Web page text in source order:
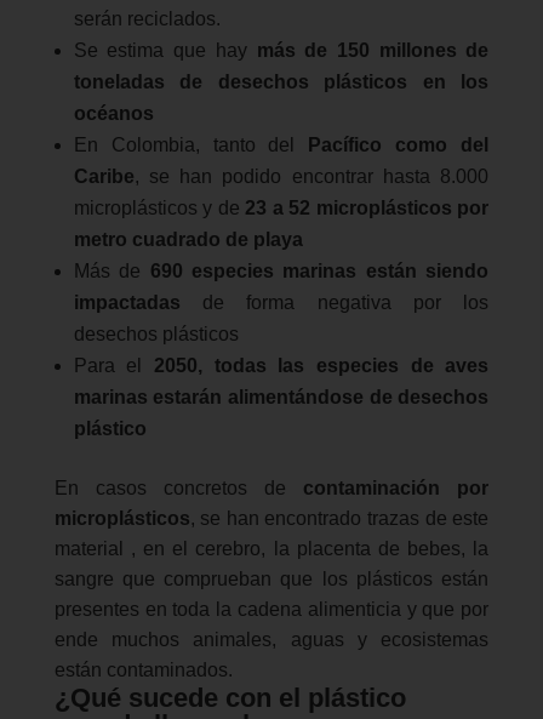
serán reciclados.
Se estima que haymás de 150 millones de
toneladas de desechos plásticos en los
océanos
En Colombia, tanto del
Pacífico como del
Caribe, se han podido encontrar hasta 8.000
microplásticos y de 23 a 52 microplásticos por
metro cuadrado de playa
Más de 690 especies marinas están siendo
impactadas de forma negativa por los
desechos plásticos
Para el
2050, todas las especies de aves
marinas estarán alimentándose de desechos
plástico
En casos concretos de contaminación por
microplásticos, se han encontrado trazas de este
material , en el cerebro, la placenta de bebes, la
sangre que comprueban que los plásticos están
presentes en toda la cadena alimenticia y que por
ende muchos animales, aguas y ecosistemas
están contaminados.
¿Qué sucede con el plástico